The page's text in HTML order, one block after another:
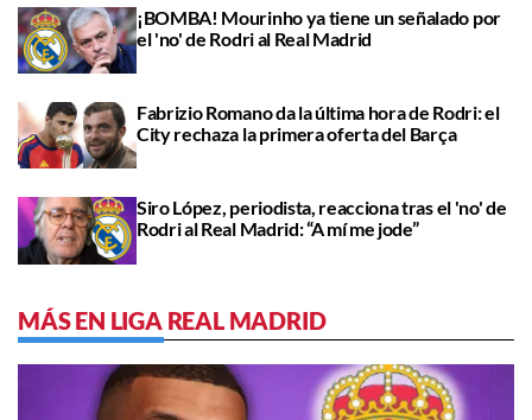
¡BOMBA! Mourinho ya tiene un señalado por
el 'no' de Rodri al Real Madrid
Fabrizio Romano da la última hora de Rodri: el
City rechaza la primera oferta del Barça
Siro López, periodista, reacciona tras el 'no' de
Rodri al Real Madrid: “A mí me jode”
MÁS EN LIGA REAL MADRID